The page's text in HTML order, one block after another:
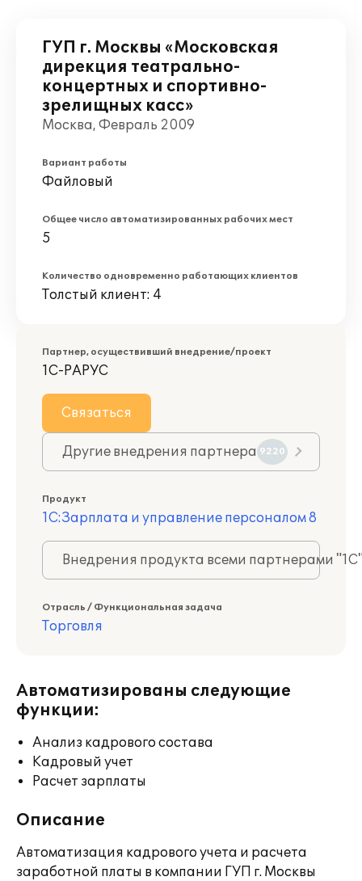
ГУП г. Москвы «Московская
дирекция театрально-
концертных и спортивно-
зрелищных касс»
Москва, Февраль 2009
Вариант работы
Файловый
Общее число автоматизированных рабочих мест
5
Количество одновременно работающих клиентов
Толстый клиент: 4
Партнер, осуществивший внедрение/проект
1С-РАРУС
Связаться
Другие внедрения партнера 9220
Продукт
1С:Зарплата и управление персоналом 8
Внедрения продукта всеми партнерами
Отрасль / Функциональная задача
Торговля
Автоматизированы следующие
функции:
Анализ кадрового состава
Кадровый учет
Расчет зарплаты
Описание
Автоматизация кадрового учета и расчета
заработной платы в компании ГУП г. Москвы